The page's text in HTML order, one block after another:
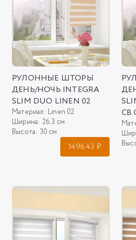
РУЛОННЫЕ ШТОРЫ
ДЕНЬ/НОЧЬ INTEGRA
SLIM DUO LINEN 02
Материал: Linen 02
Ширина: 26.3 см
Высота: 30 см
1496.43 ₽